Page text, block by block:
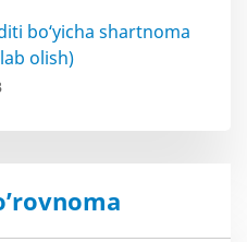
bo‘yicha shartnoma
olish)